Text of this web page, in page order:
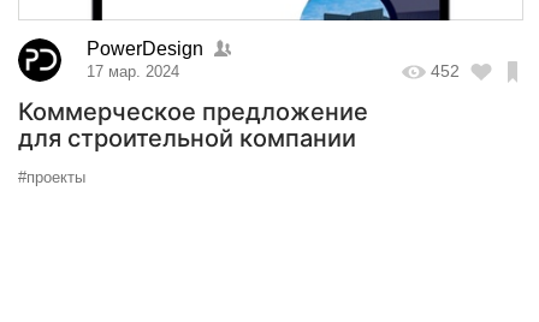
PowerDesign
17 мар. 2024 452
Коммерческое предложение
для строительной компании
#проекты